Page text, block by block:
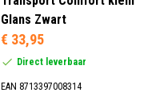
Glans Zwart
€ 33,95
Direct leverbaar
EAN 8713397008314